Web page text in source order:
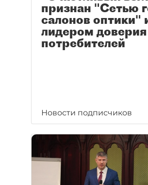
признан "Сетью
салонов оптики"
лидером доверия
потребителей
Новости подписчиков